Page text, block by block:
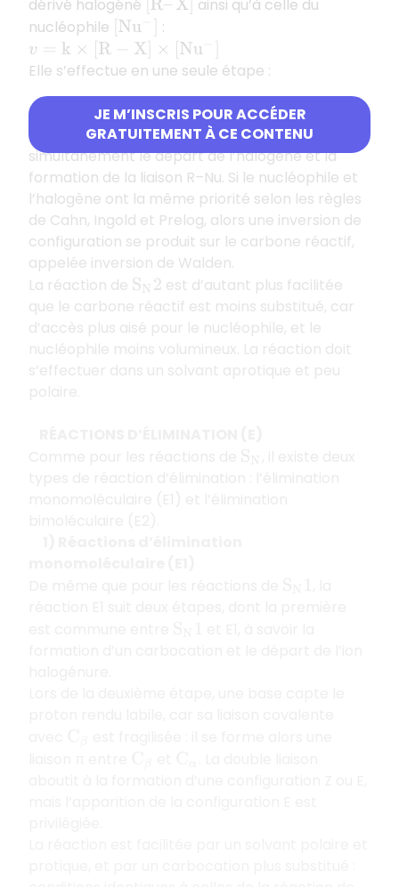
JE M’INSCRIS POUR ACCÉDER
GRATUITEMENT À CE CONTENU
dérivé halogéné R–X]
ainsi qu’à celle du
nucléophile Nu−
:
v
×[R − ]×[ −]
Elle s’effectue en une seule étape :
Le nucléophile attaque le carbone réactif du
côté opposé au substituant halogéné entraînant
simultanément le départ de l’halogène et la
formation de la liaison R–Nu. Si le nucléophile et
l’halogène ont la même priorité selon les règles
de Cahn, Ingold et Prelog, alors une inversion de
configuration se produit sur le carbone réactif,
appelée inversion de Walden.
La réaction de SN 2 est d’autant plus facilitée
que le carbone réactif est moins substitué, car
d’accès plus aisé pour le nucléophile, et le
nucléophile moins volumineux. La réaction doit
s’effectuer dans un solvant aprotique et peu